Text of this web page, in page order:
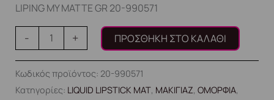
LIPING MY MATTE GR 20-990571
- + ΠΡΟΣΘΉΚΗ ΣΤΟ ΚΑΛΆΘΙ
Κωδικός προϊόντος: 20-990571
Κατηγορίες: LIQUID LIPSTICK MAT, ΜΑΚΙΓΙΑΖ, ΟΜΟΡΦΙΑ,